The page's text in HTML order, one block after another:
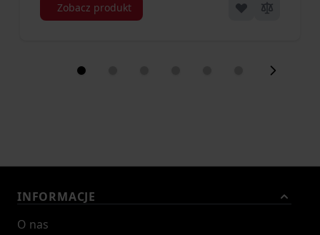
Zobacz produkt
INFORMACJE
O nas